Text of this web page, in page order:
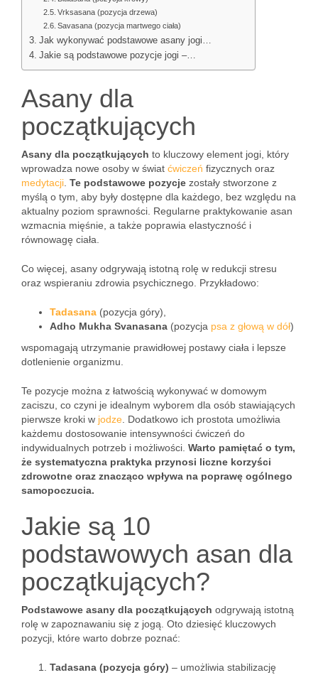
Vrksasana (pozycja drzewa)
Savasana (pozycja martwego ciała)
Jak wykonywać podstawowe asany jogi…
Jakie są podstawowe pozycje jogi –…
Asany dla
początkujących
Asany dla początkujących to kluczowy element jogi, który
wprowadza nowe osoby w świat ćwiczeń fizycznych oraz
medytacji Te podstawowe pozycje zostały stworzone z
myślą o tym, aby były dostępne dla każdego, bez względu na
aktualny poziom sprawności. Regularne praktykowanie asan
wzmacnia mięśnie, a także poprawia elastyczność i
równowagę ciała.
Co więcej, asany odgrywają istotną rolę w redukcji stresu
oraz wspieraniu zdrowia psychicznego. Przykładowo:
Tadasana (pozycja góry),
Adho Mukha Svanasana (pozycja psa z głową w dół)
wspomagają utrzymanie prawidłowej postawy ciała i lepsze
dotlenienie organizmu.
Te pozycje można z łatwością wykonywać w domowym
zaciszu, co czyni je idealnym wyborem dla osób stawiających
pierwsze kroki w jodze . Dodatkowo ich prostota umożliwia
każdemu dostosowanie intensywności ćwiczeń do
indywidualnych potrzeb i możliwości. Warto pamiętać o tym,
że systematyczna praktyka przynosi liczne korzyści
zdrowotne oraz znacząco wpływa na poprawę ogólnego
samopoczucia.
Jakie są 10
podstawowych asan dla
początkujących?
Podstawowe asany dla początkujących odgrywają istotną
rolę w zapoznawaniu się z jogą. Oto dziesięć kluczowych
pozycji, które warto dobrze poznać:
Tadasana (pozycja góry) – umożliwia stabilizację